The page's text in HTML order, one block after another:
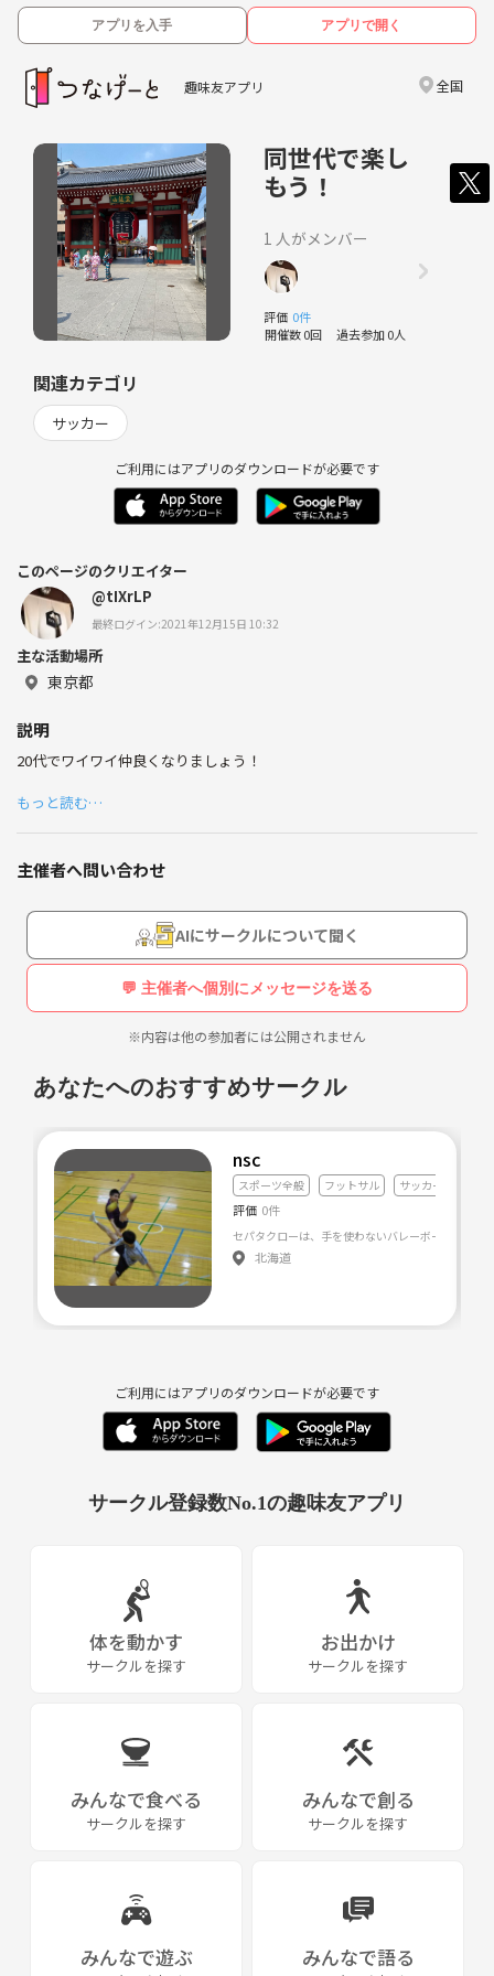
アプリを入手 アプリで開く
趣味友アプリ 全国
同世代で楽し
もう！
1 人がメンバー
評価 0件
開催数 0回 過去参加 0人
関連カテゴリ
サッカー
ご利用にはアプリのダウンロードが必要です
このページのクリエイター
@tIXrLP
最終ログイン:2021年12月15日 10:32
主な活動場所
東京都
説明
20代でワイワイ仲良くなりましょう！
もっと読む…
主催者へ問い合わせ
AIにサークルについて聞く
💬 主催者へ個別にメッセージを送る
※内容は他の参加者には公開されません
あなたへのおすすめサークル
nsc
スポーツ全般 フットサル サッカー
評価 0件
北海道
ご利用にはアプリのダウンロードが必要です
サークル登録数No.1の趣味友アプリ
体を動かす
サークルを探す
お出かけ
サークルを探す
みんなで食べる
サークルを探す
みんなで創る
サークルを探す
みんなで遊ぶ みんなで語る